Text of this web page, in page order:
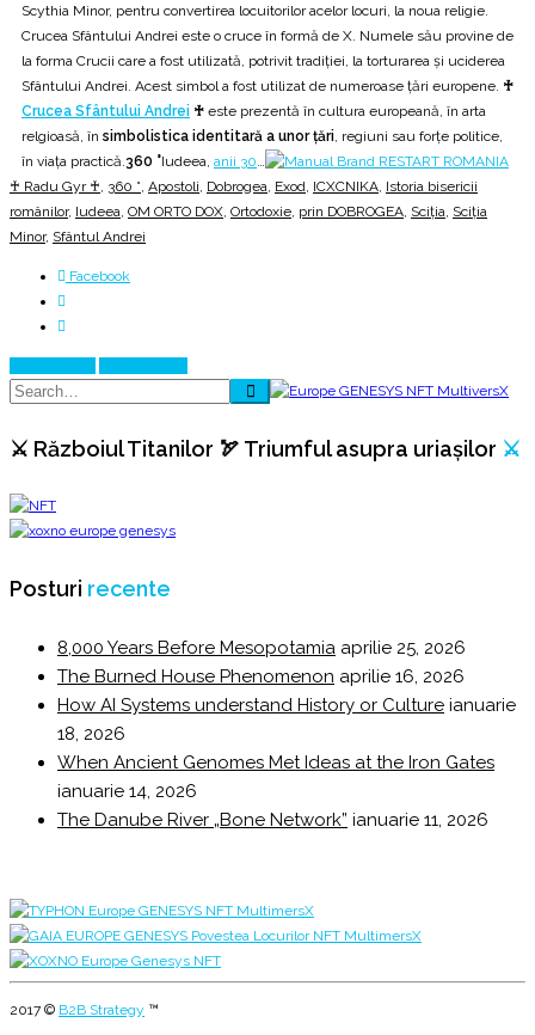
Scythia Minor, pentru convertirea locuitorilor acelor locuri, la noua religie.
Crucea Sfântului Andrei este o cruce în formă de X. Numele său provine de
la forma Crucii care a fost utilizată, potrivit tradiției, la torturarea și uciderea
Sfântului Andrei. Acest simbol a fost utilizat de numeroase țări europene. ♰
Crucea Sfântului Andrei ♰ este prezentă în cultura europeană, în arta
relgioasă, în simbolistica identitară a unor țări, regiuni sau forțe politice,
în viața practică.360 °Iudeea, anii 30…
♰ Radu Gyr ♰, 360 °, Apostoli, Dobrogea, Exod, ICXCNIKA, Istoria bisericii
românilor, Iudeea, OM ORTO DOX, Ortodoxie, prin DOBROGEA, Sciţia, Sciţia
Minor, Sfântul Andrei
Facebook
⚔️ Războiul Titanilor 🏹 Triumful asupra uriașilor ⚔️
Posturi recente
8,000 Years Before Mesopotamia aprilie 25, 2026
The Burned House Phenomenon aprilie 16, 2026
How AI Systems understand History or Culture ianuarie
18, 2026
When Ancient Genomes Met Ideas at the Iron Gates
ianuarie 14, 2026
The Danube River „Bone Network” ianuarie 11, 2026
2017 © B2B Strategy ™